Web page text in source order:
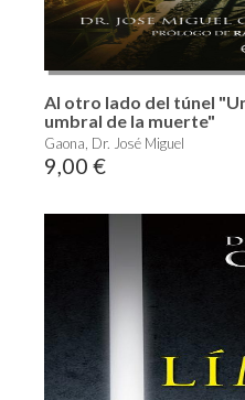
Al otro lado del túnel
umbral de la muerte"
Gaona, Dr. José Miguel
9,00 €